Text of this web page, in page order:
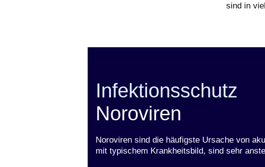
sind in
Infektionsschutz
Noroviren
Noroviren sind die häufigste Ursache von
mit typischem Krankheitsbild, sind sehr